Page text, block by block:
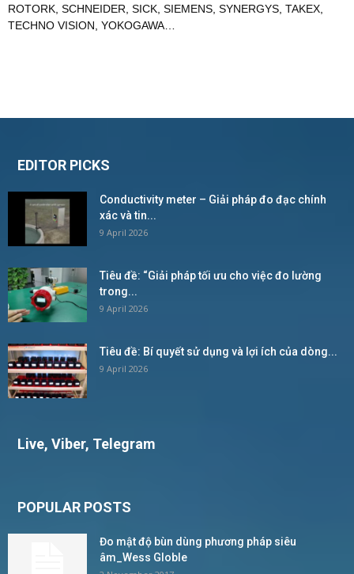
ROTORK, SCHNEIDER, SICK, SIEMENS, SYNERGYS, TAKEX,
TECHNO VISION, YOKOGAWA…
EDITOR PICKS
Conductivity meter – Giải pháp đo đạc chính
xác và tin...
9 April 2026
Tiêu đề: “Giải pháp tối ưu cho việc đo lường
trong...
9 April 2026
Tiêu đề: Bí quyết sử dụng và lợi ích của dòng...
9 April 2026
Live, Viber, Telegram
POPULAR POSTS
Đo mật độ bùn dùng phương pháp siêu
âm_Wess Globle